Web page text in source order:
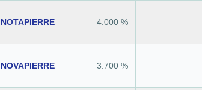
NOTAPIERRE 4.000 %
NOVAPIERRE 3.700 %